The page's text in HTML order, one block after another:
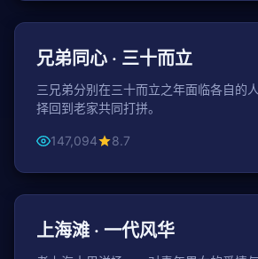
家庭
兄弟同心 · 三十而立
三兄弟分别在三十而立之年面临各自的
择回到老家共同打拼。
147,094 8.7
都市
上海滩 · 一代风华